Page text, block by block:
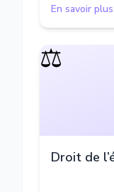
En savoir plus
⚖️
Droit de